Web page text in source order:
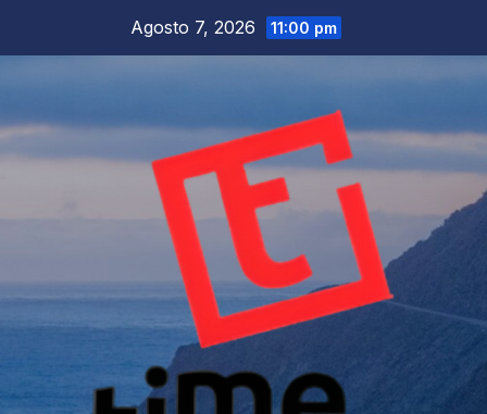
Agosto 7, 2026 11:00 pm